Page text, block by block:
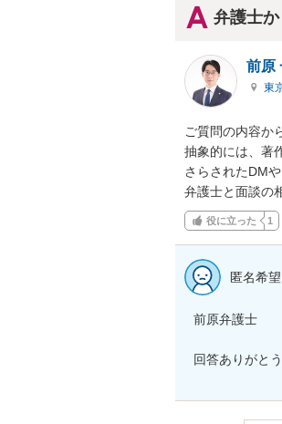
弁護士
前原
東
ご質問の内容か
抽象的には、著
さらされたDM
弁護士と面談の
役に立った 1
匿名希望
前原弁護士
回答ありがと